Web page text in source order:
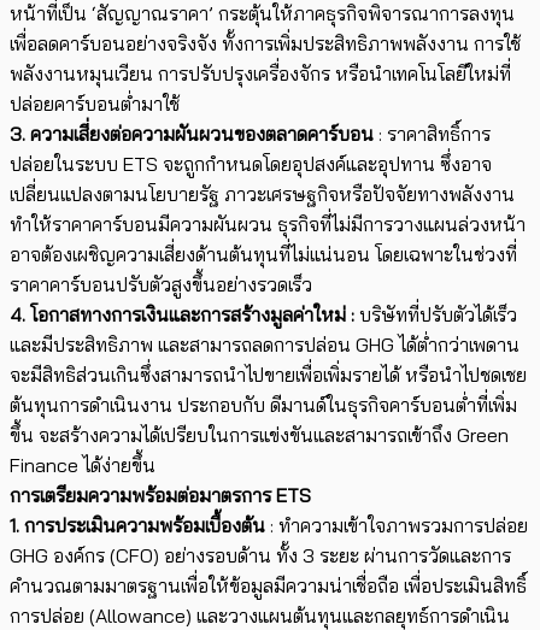
หน้าที่เป็น ‘สัญญาณราคา’ กระตุ้นให้ภาคธุรกิจพิจารณาการลงทุน
เพื่อลดคาร์บอนอย่างจริงจัง ทั้งการเพิ่มประสิทธิภาพพลังงาน การใช้
พลังงานหมุนเวียน การปรับปรุงเครื่องจักร หรือนำเทคโนโลยีใหม่ที่
ปล่อยคาร์บอนต่ำมาใช้
3. ความเสี่ยงต่อความผันผวนของตลาดคาร์บอน : ราคาสิทธิ์การ
ปล่อยในระบบ ETS จะถูกกำหนดโดยอุปสงค์และอุปทาน ซึ่งอาจ
เปลี่ยนแปลงตามนโยบายรัฐ ภาวะเศรษฐกิจหรือปัจจัยทางพลังงาน
ทำให้ราคาคาร์บอนมีความผันผวน ธุรกิจที่ไม่มีการวางแผนล่วงหน้า
อาจต้องเผชิญความเสี่ยงด้านต้นทุนที่ไม่แน่นอน โดยเฉพาะในช่วงที่
ราคาคาร์บอนปรับตัวสูงขึ้นอย่างรวดเร็ว
4. โอกาสทางการเงินและการสร้างมูลค่าใหม่ : บริษัทที่ปรับตัวได้เร็ว
และมีประสิทธิภาพ และสามารถลดการปล่อน GHG ได้ต่ำกว่าเพดาน
จะมีสิทธิส่วนเกินซึ่งสามารถนำไปขายเพื่อเพิ่มรายได้ หรือนำไปชดเชย
ต้นทุนการดำเนินงาน ประกอบกับ ดีมานด์ในธุรกิจคาร์บอนต่ำที่เพิ่ม
ขึ้น จะสร้างความได้เปรียบในการแข่งขันและสามารถเข้าถึง Green
Finance ได้ง่ายขึ้น
การเตรียมความพร้อมต่อมาตรการ ETS
1. การประเมินความพร้อมเบื้องต้น : ทำความเข้าใจภาพรวมการปล่อย
GHG องค์กร (CFO) อย่างรอบด้าน ทั้ง 3 ระยะ ผ่านการวัดและการ
คำนวณตามมาตรฐานเพื่อให้ข้อมูลมีความน่าเชื่อถือ เพื่อประเมินสิทธิ์
การปล่อย (Allowance) และวางแผนต้นทุนและกลยุทธ์การดำเนิน